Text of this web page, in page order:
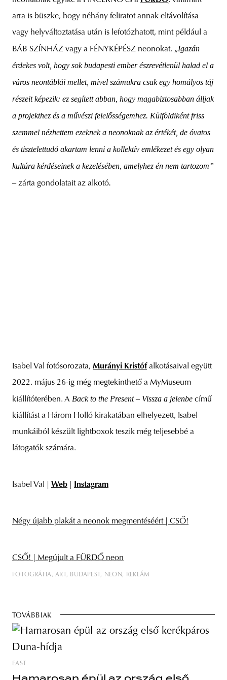
arra is büszke, hogy néhány feliratot annak eltávolítása
vagy helyváltoztatása után is lefotózhatott, mint például a
BÁB SZÍNHÁZ vagy a FÉNYKÉPÉSZ neonokat. „Igazán
érdekes volt, hogy sok budapesti ember észrevétlenül halad el a
város neontáblái mellet, mivel számukra csak egy homályos táj
részeit képezik: ez segített abban, hogy magabiztosabban álljak
a projekthez és a művészi felelősségemhez. Külföldiként friss
szemmel nézhettem ezeknek a neonoknak az értékét, de óvatos
és tisztelettudó akartam lenni a kollektív emlékezet és egy olyan
kultúra kérdéseinek a kezelésében, amelyhez én nem tartozom”
– zárta gondolatait az alkotó.
Isabel Val fotósorozata, Murányi Kristóf alkotásaival együtt
2022. május 26-ig még megtekinthető a MyMuseum
kiállítóterében. A Back to the Present – Vissza a jelenbe című
kiállítást a Három Holló kirakatában elhelyezett, Isabel
munkáiból készült lightboxok teszik még teljesebbé a
látogatók számára.
Isabel Val | Web Instagram
Négy újabb plakát a neonok megmentéséért | CSŐ!
CSŐ! | Megújult a FÜRDŐ neon
FOTOGRÁFIA ART BUDAPEST NEON REKLÁM
TOVÁBBIAK
EAST